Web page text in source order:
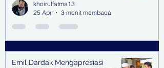
khoirulfatma13
25 Apr
3 menit membaca
Emil Dardak Mengapresiasi